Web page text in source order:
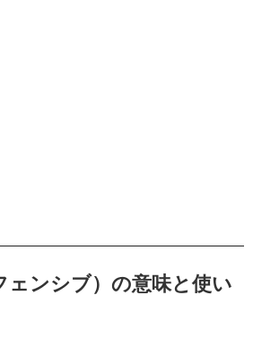
ェンシブ）の意味と使い